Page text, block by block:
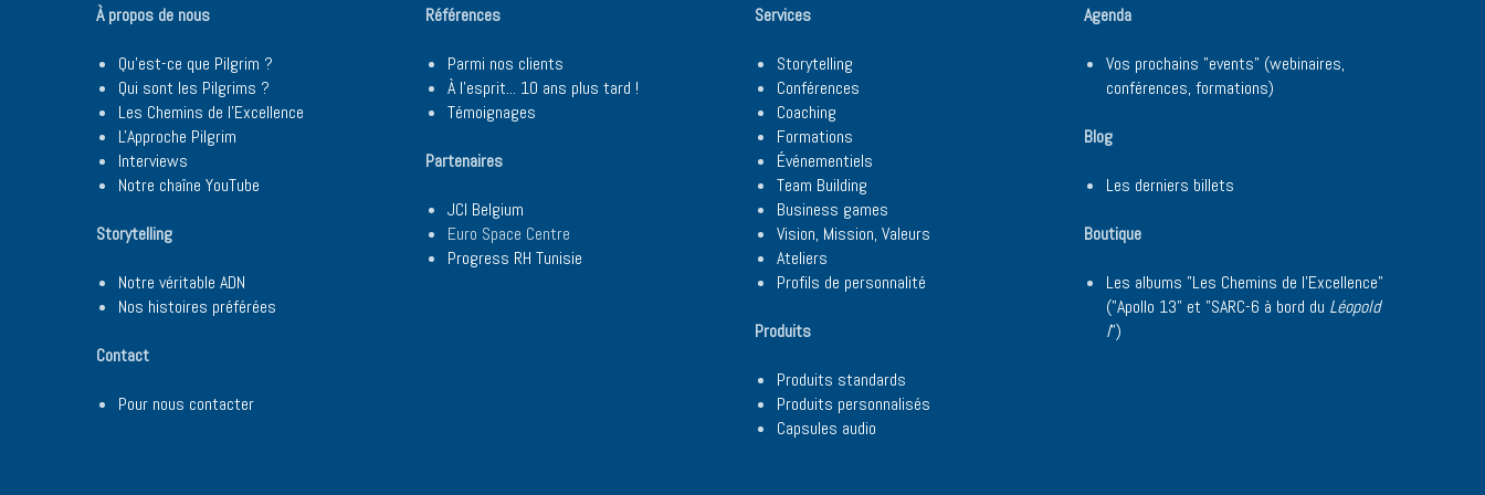
À propos de nous
Qu'est-ce que Pilgrim ?
Qui sont les Pilgrims ?
Les Chemins de l'Excellence
L'Approche Pilgrim
Interviews
Notre chaîne YouTube
Storytelling
Notre véritable ADN
Nos histoires préférées
Contact
Pour nous contacter
Références
Parmi nos clients
À l'esprit... 10 ans plus tard !
Témoignages
Partenaires
JCI Belgium
Euro Space Centre
Progress RH Tunisie
Services
Storytelling
Conférences
Coaching
Formations
Événementiels
Team Building
Business games
Vision, Mission, Valeurs
Ateliers
Profils de personnalité
Produits
Produits standards
Produits personnalisés
Capsules audio
Agenda
Vos prochains "events" (webinaires,
conférences, formations)
Blog
Les derniers billets
Boutique
Les albums "Les Chemins de l'Excellence"
("Apollo 13" et "SARC-6 à bord du Léopold
I")